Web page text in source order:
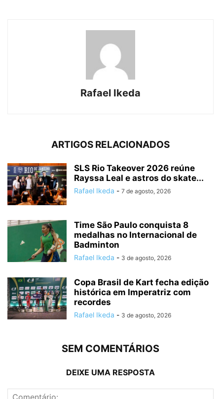
Rafael Ikeda
ARTIGOS RELACIONADOS
SLS Rio Takeover 2026 reúne
Rayssa Leal e astros do skate...
Rafael Ikeda - 7 de agosto, 2026
Time São Paulo conquista 8
medalhas no Internacional de
Badminton
Rafael Ikeda - 3 de agosto, 2026
Copa Brasil de Kart fecha edição
histórica em Imperatriz com
recordes
Rafael Ikeda - 3 de agosto, 2026
SEM COMENTÁRIOS
DEIXE UMA RESPOSTA